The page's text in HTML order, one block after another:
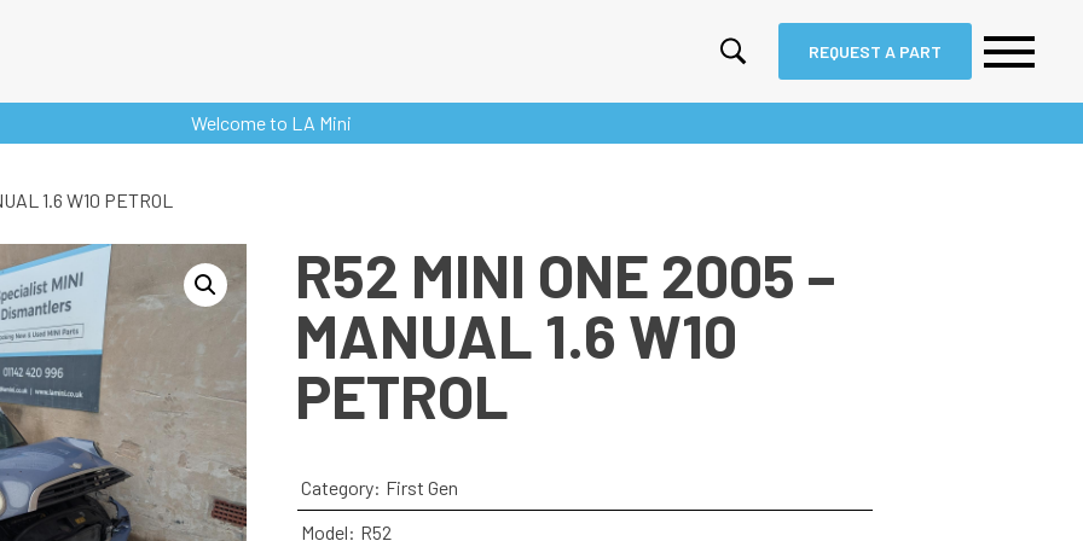
REQUEST A PART
Welcome to LA Mini
1.6 W10 PETROL
R52 MINI ONE 2005 –
MANUAL 1.6 W10
PETROL
Category: First Gen
Model: R52